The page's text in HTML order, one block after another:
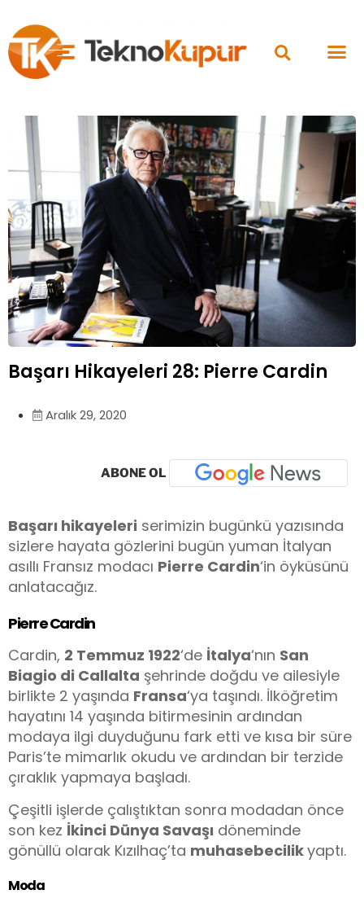
Başarı Hikayeleri 28: Pierre Cardin
Aralık 29, 2020
ABONE OL
Başarı hikayeleri serimizin bugünkü yazısında
sizlere hayata gözlerini bugün yuman İtalyan
asıllı Fransız modacı Pierre Cardin‘in öyküsünü
anlatacağız.
Pierre Cardin
Cardin, 2 Temmuz 1922‘de İtalya‘nın San
Biagio di Callalta şehrinde doğdu ve ailesiyle
birlikte 2 yaşında Fransa‘ya taşındı. İlköğretim
hayatını 14 yaşında bitirmesinin ardından
modaya ilgi duyduğunu fark etti ve kısa bir süre
Paris’te mimarlık okudu ve ardından bir terzide
çıraklık yapmaya başladı.
Çeşitli işlerde çalıştıktan sonra modadan önce
son kez İkinci Dünya Savaşı döneminde
gönüllü olarak Kızılhaç’ta muhasebecilikyaptı.
Moda